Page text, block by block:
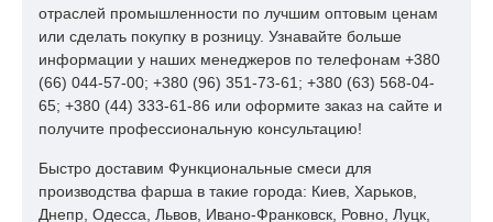
ПРОТТЕКТ 02 - качественный препарат для производства
фарша с последующей заморозкой. Его особенностью, по
сравнению с ПРОТТЕКТОМ 03, это его способность
препятствовать образованию крупного кристалла льда и
быстрое связывание влаги при дефростации фарша.
Кроме этих двух препаратов мы можем еще предложить
новинки:
отраслей промышленности по лучшим оптовым ценам
или сделать покупку в розницу. Узнавайте больше
информации у наших менеджеров по телефонам +380
(66) 044-57-00; +380 (96) 351-73-61; +380 (63) 568-04-
65; +380 (44) 333-61-86 или оформите заказ на сайте и
получите профессиональную консультацию!
Быстро доставим Функциональные смеси для
производства фарша в такие города: Киев, Харьков,
Днепр, Одесса, Львов, Ивано-Франковск, Ровно, Луцк,